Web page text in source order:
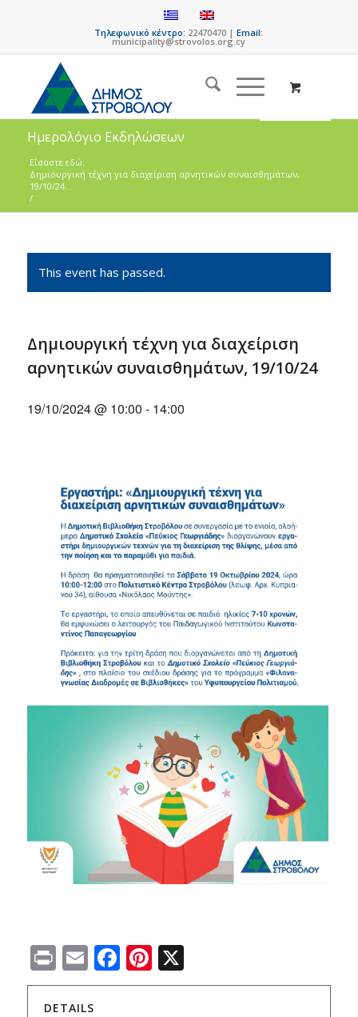
Τηλεφωνικό κέντρο: 22470470 |Email:
municipality@strovolos.org.cy
Ημερολόγιο Εκδηλώσεων
Είσαστε εδώ:
Δημιουργική τέχνη για διαχείριση αρνητικών συναισθημάτων,
19/10/24...
/
This event has passed.
Δημιουργική τέχνη για διαχείριση
αρνητικών συναισθημάτων, 19/10/24
19/10/2024 @ 10:00 - 14:00
PrintEmailFacebook
Pinterest
X
DETAILS